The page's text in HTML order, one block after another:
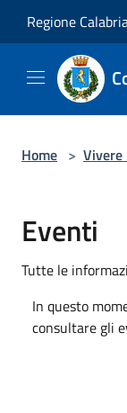
Regione
Home > Vivere
Eventi
Tutte le
In questo
consultare gli